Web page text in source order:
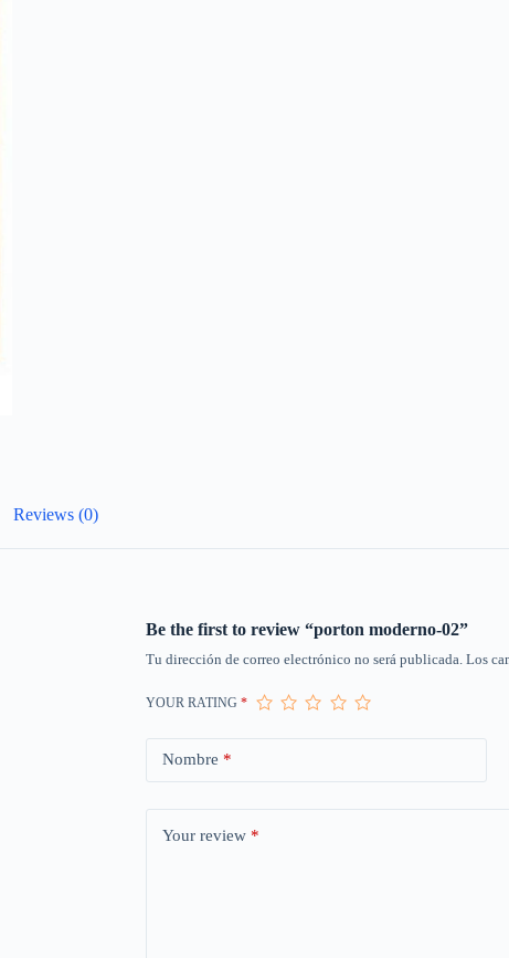
Reviews (0)
Be the first to review “porton moderno-02”
Tu dirección de correo electrónico no será publicada. Los
YOUR RATING *
Nombre *
Your review *